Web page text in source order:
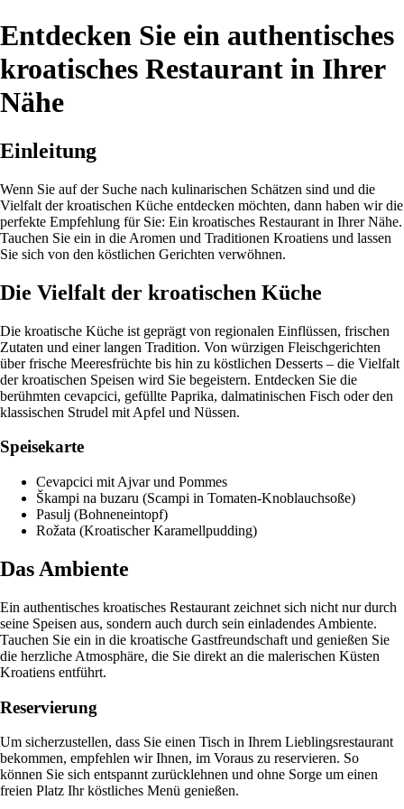
Entdecken Sie ein authentisches
kroatisches Restaurant in Ihrer
Nähe
Einleitung
Wenn Sie auf der Suche nach kulinarischen Schätzen sind und die
Vielfalt der kroatischen Küche entdecken möchten, dann haben wir die
perfekte Empfehlung für Sie: Ein kroatisches Restaurant in Ihrer Nähe.
Tauchen Sie ein in die Aromen und Traditionen Kroatiens und lassen
Sie sich von den köstlichen Gerichten verwöhnen.
Die Vielfalt der kroatischen Küche
Die kroatische Küche ist geprägt von regionalen Einflüssen, frischen
Zutaten und einer langen Tradition. Von würzigen Fleischgerichten
über frische Meeresfrüchte bis hin zu köstlichen Desserts – die Vielfalt
der kroatischen Speisen wird Sie begeistern. Entdecken Sie die
berühmten cevapcici, gefüllte Paprika, dalmatinischen Fisch oder den
klassischen Strudel mit Apfel und Nüssen.
Speisekarte
Cevapcici mit Ajvar und Pommes
Škampi na buzaru (Scampi in Tomaten-Knoblauchsoße)
Pasulj (Bohneneintopf)
Rožata (Kroatischer Karamellpudding)
Das Ambiente
Ein authentisches kroatisches Restaurant zeichnet sich nicht nur durch
seine Speisen aus, sondern auch durch sein einladendes Ambiente.
Tauchen Sie ein in die kroatische Gastfreundschaft und genießen Sie
die herzliche Atmosphäre, die Sie direkt an die malerischen Küsten
Kroatiens entführt.
Reservierung
Um sicherzustellen, dass Sie einen Tisch in Ihrem Lieblingsrestaurant
bekommen, empfehlen wir Ihnen, im Voraus zu reservieren. So
können Sie sich entspannt zurücklehnen und ohne Sorge um einen
freien Platz Ihr köstliches Menü genießen.